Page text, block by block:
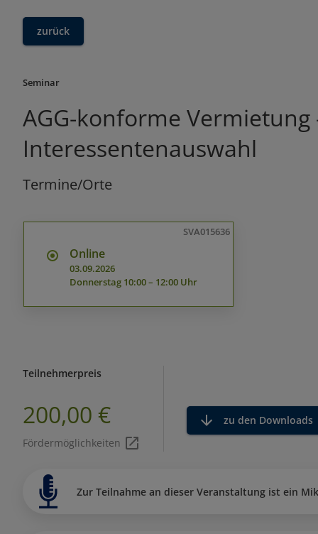
zurück
Seminar
AGG-konforme
Interessentenauswahl
Termine/Orte
SVA015636
Online
03.09.2026
Donnerstag
10:00 – 12:00 Uhr
Teilnehmerpreis
200,00 €
Fördermöglichkeiten
zu den Downloads
Zur Teilnahme an dieser Veranstaltung ist ein